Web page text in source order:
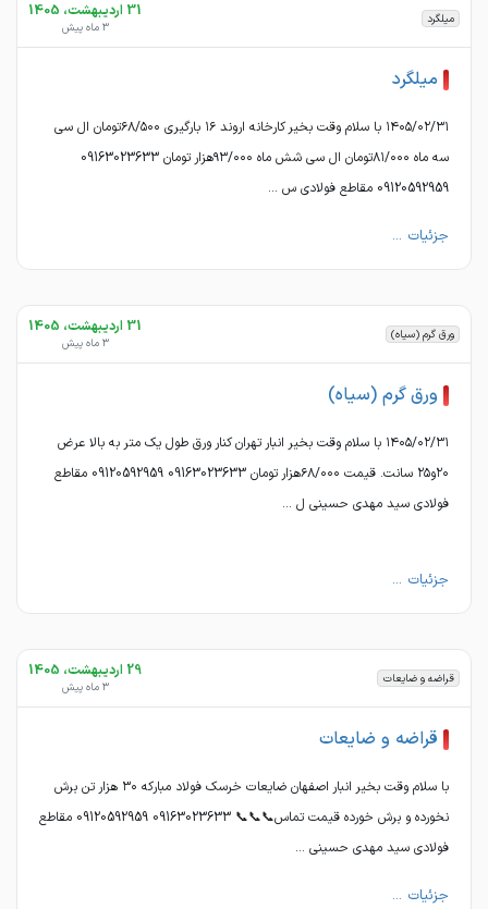
میلگرد 31 اردیبهشت، 1405
3 ماه پیش
میلگرد
۱۴۰۵/۰۲/۳۱ با سلام وقت بخیر کارخانه اروند ۱۶ بارگیری ۶۸/۵۰۰تومان ال سی
سه ماه ۸۱/۰۰۰تومان ال سی شش ماه ۹۳/۰۰۰هزار تومان 09163023633
09120592959 مقاطع فولادی س ...
جزئیات ...
ورق گرم (سیاه) 31 اردیبهشت، 1405
3 ماه پیش
ورق گرم (سیاه)
۱۴۰۵/۰۲/۳۱ با سلام وقت بخیر انبار تهران کنار ورق طول یک متر به بالا عرض
۲۰و۲۵ سانت. قیمت ۶۸/۰۰۰هزار تومان 09163023633 09120592959 مقاطع
فولادی سید مهدی حسینی ل ...
جزئیات ...
قراضه و ضایعات 29 اردیبهشت، 1405
3 ماه پیش
قراضه و ضایعات
با سلام وقت بخیر انبار اصفهان ضایعات خرسک فولاد مبارکه ۳۰ هزار تن برش
نخورده و برش خورده قیمت تماس📞📞📞 09163023633 09120592959 مقاطع
فولادی سید مهدی حسینی ...
جزئیات ...